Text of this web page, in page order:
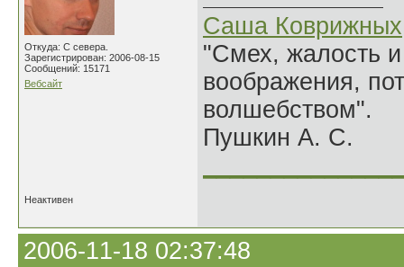
Откуда: С севера.
Зарегистрирован: 2006-08-15
Сообщений: 15171
Вебсайт
Саша Коврижных
"Смех, жалость
воображения,
волшебством".
Пушкин А. С.
Неактивен
2006-11-18 02:37:48